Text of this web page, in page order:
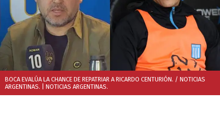
BOCA EVALÚA LA CHANCE DE REPATRIAR A RICARDO CENTURIÓN. / NOTICIAS
ARGENTINAS. | NOTICIAS ARGENTINAS.